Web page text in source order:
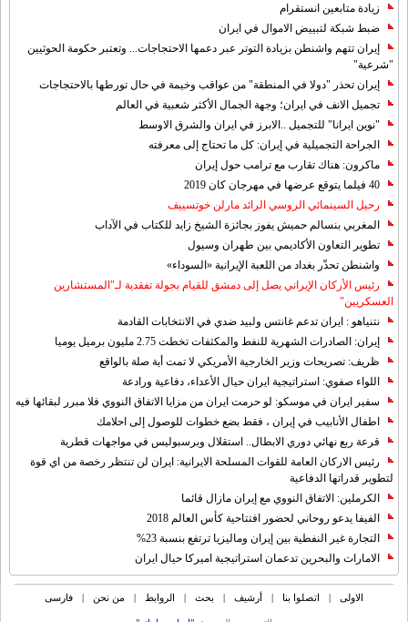
زيادة متابعين انستقرام
ضبط شبكة لتبييض الاموال في ايران
إيران تتهم واشنطن بزيادة التوتر عبر دعمها الاحتجاجات... وتعتبر حكومة الحوثيين
"شرعية"
إيران تحذر "دولا في المنطقة" من عواقب وخيمة في حال تورطها بالاحتجاجات
تجميل الانف في ايران؛ وجهة الجمال الأكثر شعبية في العالم
"نوين ايرانا" للتجميل ..الابرز في ايران والشرق الاوسط
الجراحة التجميلية في إيران: كل ما تحتاج إلى معرفته
ماكرون: هناك تقارب مع ترامب حول إيران
40 فيلما يتوقع عرضها في مهرجان كان 2019
رحيل السينمائي الروسي الرائد مارلن خوتسييف
المغربي بنسالم حميش يفوز بجائزة الشيخ زايد للكتاب في الآداب
تطوير التعاون الأكاديمي بين طهران وسيول
واشنطن تحذّر بغداد من اللعبة الإيرانية «السوداء»
رئيس الأركان الإيراني يصل إلى دمشق للقيام بجولة تفقدية لـ"المستشارين
العسكريين"
نتنياهو : ايران تدعم غانتس ولبيد ضدي في الانتخابات القادمة
إيران: الصادرات الشهریة للنفط والمكثفات تخطت 2.75 مليون برميل يوميا
ظريف: تصريحات وزير الخارجية الأمريكي لا تمت أية صلة بالواقع
اللواء صفوي: استراتيجية ايران حيال الأعداء، دفاعية ورادعة
سفير ايران في موسكو: لو حرمت ايران من مزايا الاتفاق النووي فلا مبرر لبقائها فيه
اطفال الأنابيب في إيران ، فقط بضع خطوات للوصول إلى احلامك
قرعة ربع نهائي دوري الابطال.. استقلال وبرسبوليس في مواجهات قطرية
رئيس الاركان العامة للقوات المسلحة الايرانية: ايران لن تنتظر رخصة من اي قوة
لتطوير قدراتها الدفاعية
الكرملين: الاتفاق النووي مع إيران مازال قائما
الفيفا يدعو روحاني لحضور افتتاحية كأس العالم 2018
التجارة غیر النفطیة بین إیران ومالیزیا ترتفع بنسبة 23%
الامارات والبحرين تدعمان استراتيجية اميركا حيال ايران
الاولی اتصلوا بنا أرشیف بحث الروابط من نحن فارسی